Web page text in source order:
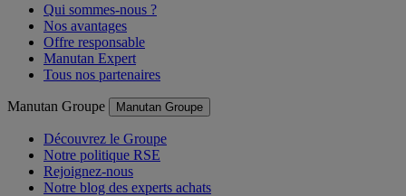
Qui sommes-nous ?
Nos avantages
Offre responsable
Manutan Expert
Tous nos partenaires
Manutan Groupe Manutan Groupe
Découvrez le Groupe
Notre politique RSE
Rejoignez-nous
Notre blog des experts achats